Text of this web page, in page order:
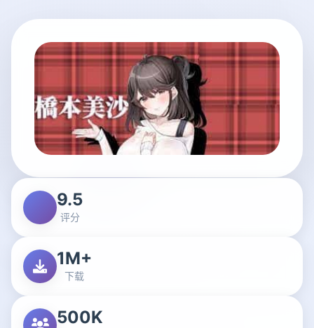
9.5
评分
1M+
下载
500K